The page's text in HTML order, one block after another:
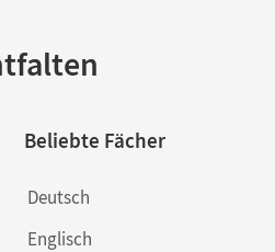
Beliebte Fächer
Deutsch
Englisch